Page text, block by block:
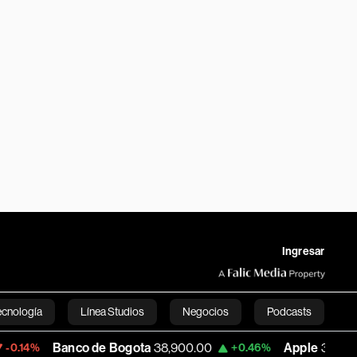
Ingresar
Línea Studios Negocios Podcasts
English
de Bogota 38,900.00 +0.46% Apple 313.305